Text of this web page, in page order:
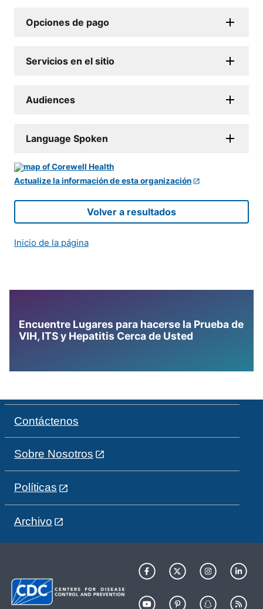
Opciones de pago
Servicios en el sitio
Audiences
Language Spoken
Actualize la información de esta organización
Volver a resultados
Inicio de la página
Encuentre Lugares para hacerse la Prueba de
VIH, ITS y Hepatitis Cerca de Usted
Contáctenos
Sobre Nosotros
Políticas
Archivo